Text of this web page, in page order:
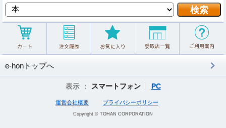
e-honトップへ
表示 ： スマートフォン PC
運営会社概要 プライバシーポリシー
Copyright © TOHAN CORPORATION